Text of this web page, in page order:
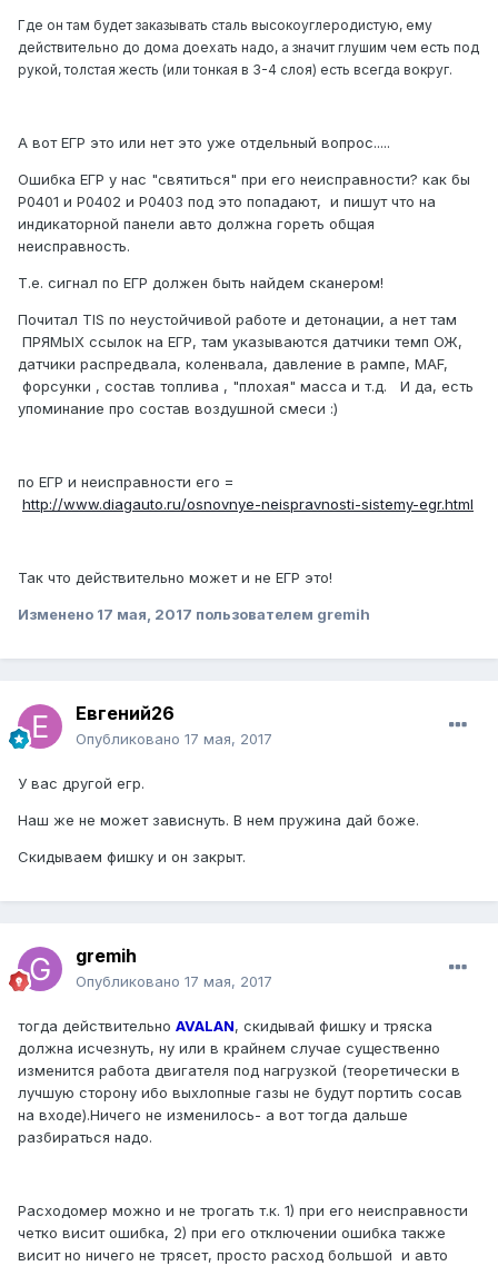
Где он там будет заказывать сталь высокоуглеродистую, ему
действительно до дома доехать надо, а значит глушим чем есть под
рукой, толстая жесть (или тонкая в 3-4 слоя) есть всегда вокруг.
А вот ЕГР это или нет это уже отдельный вопрос.....
Ошибка ЕГР у нас "святиться" при его неисправности? как бы
Р0401 и Р0402 и Р0403 под это попадают, и пишут что на
индикаторной панели авто должна гореть общая
неисправность.
Т.е. сигнал по ЕГР должен быть найдем сканером!
Почитал TIS по неустойчивой работе и детонации, а нет там
ПРЯМЫХ ссылок на ЕГР, там указываются датчики темп ОЖ,
датчики распредвала, коленвала, давление в рампе, MAF,
форсунки , состав топлива , "плохая" масса и т.д. И да, есть
упоминание про состав воздушной смеси :)
по ЕГР и неисправности его =
http://www.diagauto.ru/osnovnye-neispravnosti-sistemy-egr.html
Так что действительно может и не ЕГР это!
Изменено 17 мая, 2017 пользователем gremih
Евгений26
Опубликовано 17 мая, 2017
У вас другой егр.
Наш же не может зависнуть. В нем пружина дай боже.
Скидываем фишку и он закрыт.
gremih
Опубликовано 17 мая, 2017
тогда действительно AVALAN, скидывай фишку и тряска
должна исчезнуть, ну или в крайнем случае существенно
изменится работа двигателя под нагрузкой (теоретически в
лучшую сторону ибо выхлопные газы не будут портить сосав
на входе).Ничего не изменилось- а вот тогда дальше
разбираться надо.
Расходомер можно и не трогать т.к. 1) при его неисправности
четко висит ошибка, 2) при его отключении ошибка также
висит но ничего не трясет, просто расход большой и авто